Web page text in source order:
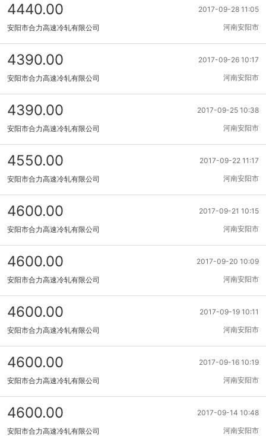
2017-09-28 11:05
4440.00
河南安阳市
安阳市合力高速冷轧有限公司
2017-09-26 10:17
4390.00
河南安阳市
安阳市合力高速冷轧有限公司
2017-09-25 10:38
4390.00
河南安阳市
安阳市合力高速冷轧有限公司
2017-09-22 11:17
4550.00
河南安阳市
安阳市合力高速冷轧有限公司
2017-09-21 10:15
4600.00
河南安阳市
安阳市合力高速冷轧有限公司
2017-09-20 10:09
4600.00
河南安阳市
安阳市合力高速冷轧有限公司
2017-09-19 10:11
4600.00
河南安阳市
安阳市合力高速冷轧有限公司
2017-09-16 10:19
4600.00
河南安阳市
安阳市合力高速冷轧有限公司
2017-09-14 10:48
4600.00
河南安阳市
安阳市合力高速冷轧有限公司